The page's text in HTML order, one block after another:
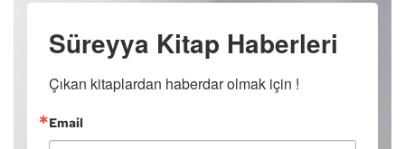
Süreyya Kitap Haberleri
Çıkan kitaplardan haberdar olmak için !
Email